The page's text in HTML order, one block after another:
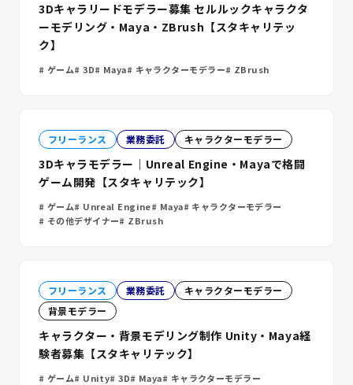
3Dキャラリードモデラー募集 セルルックキャラクタ
ーモデリング・Maya・ZBrush【スタキャリテッ
ク】
ゲーム 3D Maya キャラクターモデラー ZBrush
フリーランス 業務委託 キャラクターモデラー
3Dキャラモデラー｜Unreal Engine・Mayaで格闘
ゲーム開発【スタキャリテック】
ゲーム Unreal Engine Maya キャラクターモデラー
その他デザイナー
ZBrush
フリーランス 業務委託
キャラクターモデラー
背景モデラー
キャラクター・背景モデリング制作 Unity・Maya経
験者募集【スタキャリテック】
ゲーム Unity 3D Maya
キャラクターモデラー